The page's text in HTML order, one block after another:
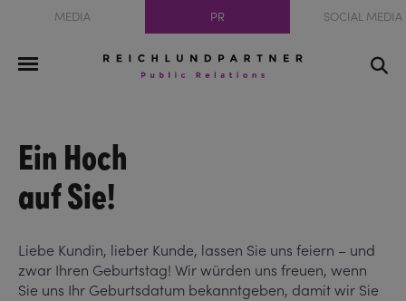
MEDIA PR SOCIAL MEDIA
Ein Hoch
auf Sie!
Liebe Kundin, lieber Kunde, lassen Sie uns feiern – und
zwar Ihren Geburtstag! Wir würden uns freuen, wenn
Sie uns Ihr Geburtsdatum bekanntgeben, damit wir Sie